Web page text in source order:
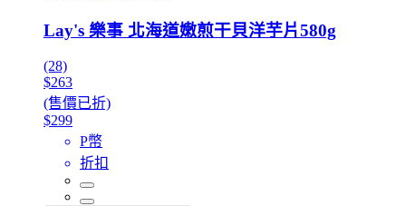
Lay's 樂事 北海道嫩煎干貝洋芋片580g
(28)
$263
(售價已折)
$299
P幣
折扣